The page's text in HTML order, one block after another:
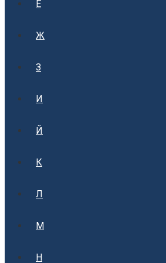
Е
Ж
З
И
Й
К
Л
М
Н